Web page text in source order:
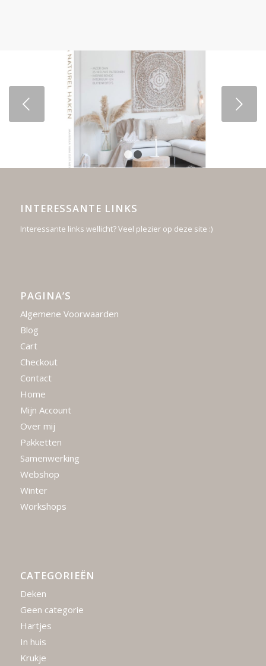
Volgende
1
INTERESSANTE LINKS
Interessante links wellicht? Veel plezier op deze site :)
PAGINA’S
Algemene Voorwaarden
Blog
Cart
Checkout
Contact
Home
Mijn Account
Over mij
Pakketten
Samenwerking
Webshop
Winter
Workshops
CATEGORIEËN
Deken
Geen categorie
Hartjes
In huis
Krukje